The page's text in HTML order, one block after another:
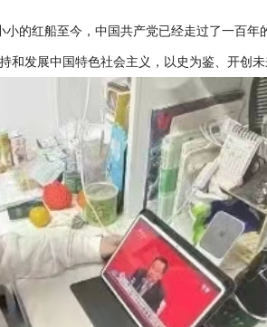
的红船至今，中国共产党已经走过了一百
发展中国特色社会主义，以史为鉴、开创